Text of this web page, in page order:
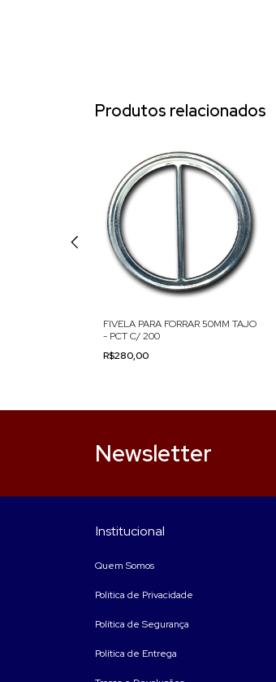
Produtos relacionados
FIVELA PARA FORRAR 50MM TAJO
- PCT C/ 200
R$280,00
Newsletter
Institucional
Quem Somos
Politica de Privacidade
Política de Segurança
Política de Entrega